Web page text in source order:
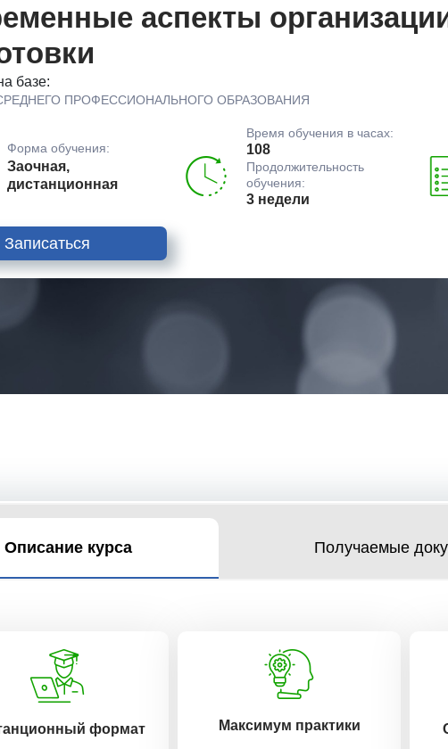
аспекты
базе:
ПРОФЕССИОНАЛЬНОГО ОБРАЗОВАНИЯ
Форма обучения:
Заочная,
дистанционная
Время обучения в часах:
108
Продолжительность
обучения:
3 недели
Записаться
Описание курса Получаемые
формат Максимум практики